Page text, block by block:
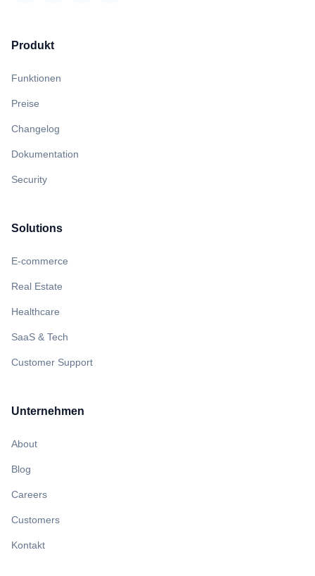
Produkt
Funktionen
Preise
Changelog
Dokumentation
Security
Solutions
E-commerce
Real Estate
Healthcare
SaaS & Tech
Customer Support
Unternehmen
About
Blog
Careers
Customers
Kontakt